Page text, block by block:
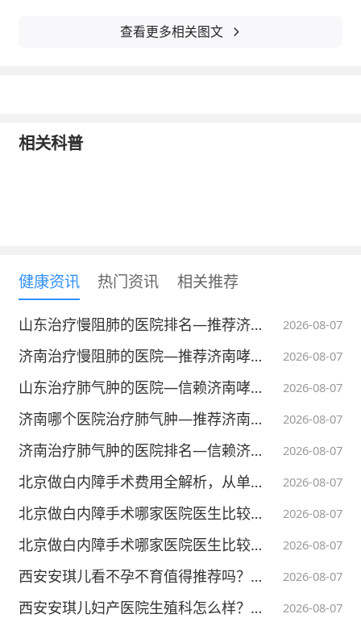
入，内外协同才能充分发挥 Omega-3 的系统
读者仅作参考，并请自行核实相关内容。本网发布或转载文章出于
本内容不能代替面诊，如有不适请尽快就医
查看更多相关图文
相关科普
健康资讯 热门资讯 相关推荐
2026-08-07
山东治疗慢阻肺的医院排名—推荐济南哮喘病医院—肺疾病专科医院
2026-08-07
济南治疗慢阻肺的医院—推荐济南哮喘病医院—肺疾病专科医院
2026-08-07
山东治疗肺气肿的医院—信赖济南哮喘病医院
2026-08-07
济南哪个医院治疗肺气肿—推荐济南哮喘病医院
2026-08-07
济南治疗肺气肿的医院排名—信赖济南哮喘病医院
2026-08-07
北京做白内障手术费用全解析，从单焦点到三焦点晶体价格差多少
2026-08-07
北京做白内障手术哪家医院医生比较好？中老年选医师完整避坑指南
2026-08-07
北京做白内障手术哪家医院医生比较好？白内障手术能解决老花眼问题吗
2026-08-07
西安安琪儿看不孕不育值得推荐吗？医疗实力与就医体验深度测评
2026-08-07
西安安琪儿妇产医院生殖科怎么样？硬核实力与就医体验全解析